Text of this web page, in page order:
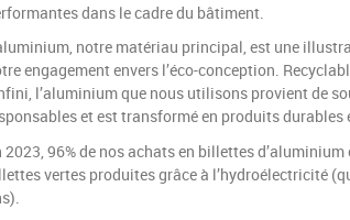
dans le cadre du bâtiment.
notre matériau principal, est une
engagement envers l’éco-conception.
l’aluminium que nous utilisons provient de
et est transformé en produits durables
2023, 96% de nos achats en billettes
vertes produites grâce à l’hydroélectricité